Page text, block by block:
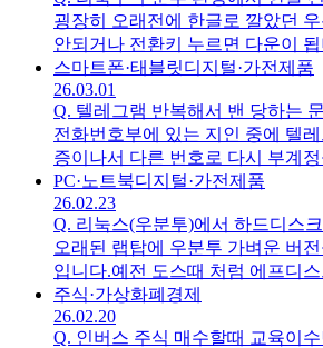
굉장히 오래전에 한글로 깔았던
안되거나 전환키 누르면 다운이
버젼입니다.
스마트폰·태블릿디지털·가전제품
26.03.01
Q. 텔레그램 반복해서 밴 당하는
전화번호부에 있는 지인 중에 텔
증이나서 다른 번호로 다시 부계
진 검토후에도 해제를 못해준다고
PC·노트북디지털·가전제품
26.02.23
Q. 리눅스(우분투)에서 하드디스
오래된 랩탑에 우분투 가벼운 버
입니다.예전 도스때 처럼 에프디
22.04이고 하드디스크는 히타치
주식·가상화폐 경제
26.02.20
Q. 인버스 주식 매수할때 교육이